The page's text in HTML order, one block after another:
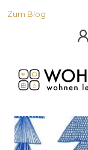
Zum Blog